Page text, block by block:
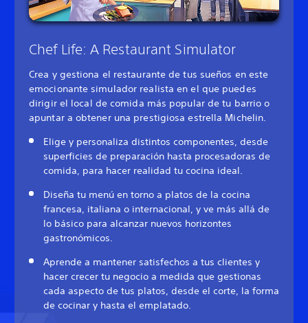
Chef Life: A Restaurant Simulator
Crea y gestiona el restaurante de tus sueños en este
emocionante simulador realista en el que puedes
dirigir el local de comida más popular de tu barrio o
apuntar a obtener una prestigiosa estrella Michelin.
Elige y personaliza distintos componentes, desde
superficies de preparación hasta procesadoras de
comida, para hacer realidad tu cocina ideal.
Diseña tu menú en torno a platos de la cocina
francesa, italiana o internacional, y ve más allá de
lo básico para alcanzar nuevos horizontes
gastronómicos.
Aprende a mantener satisfechos a tus clientes y
hacer crecer tu negocio a medida que gestionas
cada aspecto de tus platos, desde el corte, la forma
de cocinar y hasta el emplatado.